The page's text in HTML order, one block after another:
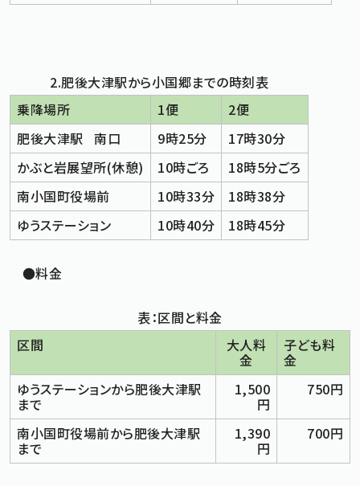
2.肥後大津駅から小国郷までの時刻表
乗降場所
1便
2便
肥後大津駅 南口
9時25分
17時30分
かぶと岩展望所(休憩)
10時ごろ
18時5分ごろ
南小国町役場前
10時33分
18時38分
ゆうステーション
10時40分 18時45分
●料金
表：区間と料金
区間
大人料
金
子ども料
金
ゆうステーションから肥後大津駅
まで
1,500
円
750円
南小国町役場前から肥後大津駅
まで
1,390
円
700円